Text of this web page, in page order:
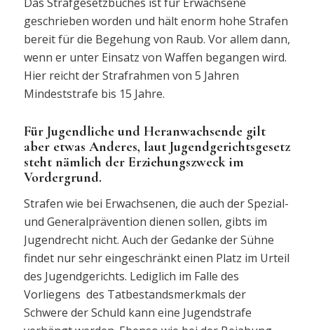
geschrieben worden und hält enorm hohe Strafen
bereit für die Begehung von Raub. Vor allem dann,
wenn er unter Einsatz von Waffen begangen wird.
Hier reicht der Strafrahmen von 5 Jahren
Mindeststrafe bis 15 Jahre.
Für Jugendliche und Heranwachsende gilt
aber etwas Anderes, laut Jugendgerichtsgesetz
steht nämlich der Erziehungszweck im
Vordergrund.
Strafen wie bei Erwachsenen, die auch der Spezial-
und Generalprävention dienen sollen, gibts im
Jugendrecht nicht. Auch der Gedanke der Sühne
findet nur sehr eingeschränkt einen Platz im Urteil
des Jugendgerichts. Lediglich im Falle des
Vorliegens des Tatbestandsmerkmals der
Schwere der Schuld kann eine Jugendstrafe